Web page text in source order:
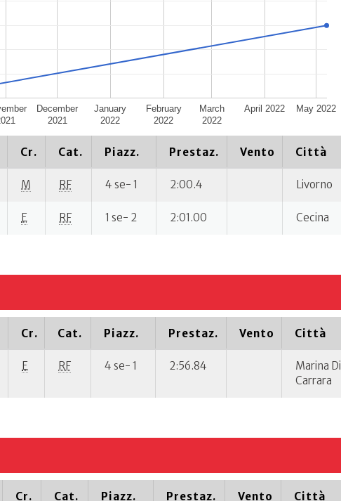
December
2021
January
2022
February
2022
March
2022
April 2022 May 2022
Cr. Cat. Piazz. Prestaz. Vento Città
M RF 4 se- 1 2:00.4 Livorno
E RF 1 se- 2 2:01.00 Cecina
Cr. Cat. Piazz. Prestaz. Vento Città
E RF 4 se- 1 2:56.84
Marina Di
Carrara
Cr. Cat. Piazz. Prestaz. Vento Città